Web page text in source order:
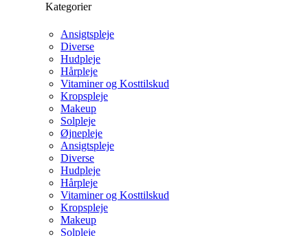
Kategorier
Ansigtspleje
Diverse
Hudpleje
Hårpleje
Vitaminer og Kosttilskud
Kropspleje
Makeup
Solpleje
Øjnepleje
Ansigtspleje
Diverse
Hudpleje
Hårpleje
Vitaminer og Kosttilskud
Kropspleje
Makeup
Solpleje